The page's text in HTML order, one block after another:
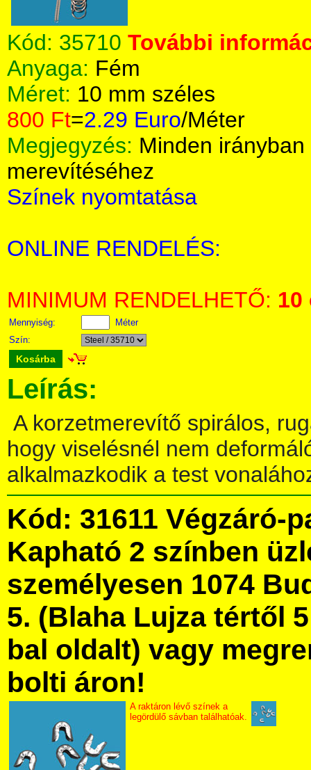
Kód: 35710 További
Anyaga: Fém
Méret: 10 mm széles
800 Ft=2.29 Euro/Méter
Megjegyzés: Minden
merevítéséhez
Színek nyomtatása
ONLINE RENDELÉS:
MINIMUM RENDELHETŐ: 10
Mennyiség:
Méter
Szín:
Kosárba
Leírás:
A korzetmerevítő spirálos,
hogy viselésnél nem
alkalmazkodik a test
Kód: 31611 Végzáró-
Kapható 2 színben
személyesen 1074
5. (Blaha Lujza tértől
bal oldalt) vagy
bolti áron!
A raktáron lévő színek a
legördülő sávban találhatóak.